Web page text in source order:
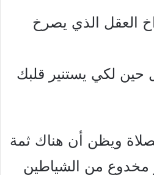
العقل الذي يصرخ
حين لكي يستنير قلبك
ويظن أن هناك ثمة
مخدوع من الشياطين